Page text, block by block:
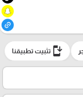
install_mobile تثبيت تطبيقنا